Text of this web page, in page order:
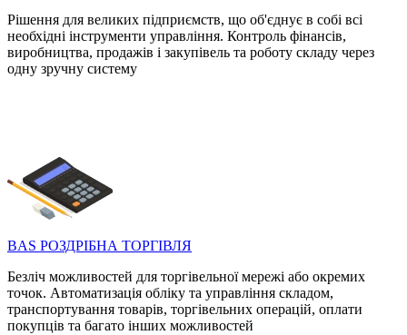
Рішення для великих підприємств, що об'єднує в собі всі
необхідні інструменти управління. Контроль фінансів,
виробництва, продажів і закупівель та роботу складу через
одну зручну систему
BAS РОЗДРІБНА ТОРГІВЛЯ
Безліч можливостей для торгівельної мережі або окремих
точок. Автоматизація обліку та управління складом,
транспортування товарів, торгівельних операцій, оплати
покупців та багато інших можливостей